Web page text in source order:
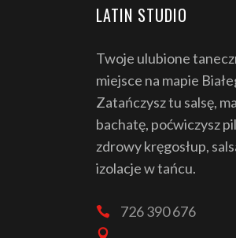
LATIN STUDIO
Twoje ulubione
miejsce na mapie
Zatańczysz tu salsę,
bachatę, poćwiczysz
zdrowy kręgosłup,
izolacje w tańcu.
726 390 676